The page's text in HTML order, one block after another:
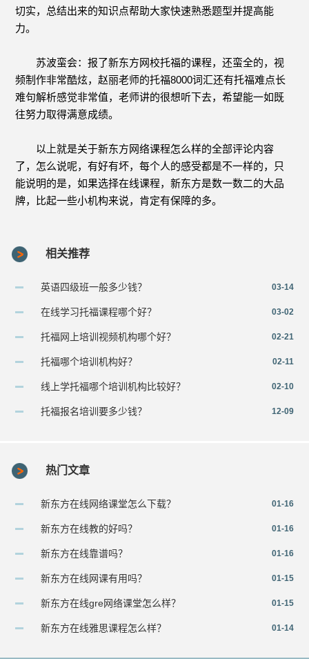
切实，总结出来的知识点帮助大家快速熟悉题型并提高能
力。
苏波蛮会：报了新东方网校托福的课程，还蛮全的，视
频制作非常酷炫，赵丽老师的托福8000词汇还有托福难点长
难句解析感觉非常值，老师讲的很想听下去，希望能一如既
往努力取得满意成绩。
以上就是关于新东方网络课程怎么样的全部评论内容
了，怎么说呢，有好有坏，每个人的感受都是不一样的，只
能说明的是，如果选择在线课程，新东方是数一数二的大品
牌，比起一些小机构来说，肯定有保障的多。
相关推荐
英语四级班一般多少钱？ 03-14
在线学习托福课程哪个好？ 03-02
托福网上培训视频机构哪个好？ 02-21
托福哪个培训机构好？ 02-11
线上学托福哪个培训机构比较好？ 02-10
托福报名培训要多少钱？ 12-09
热门文章
新东方在线网络课堂怎么下载？ 01-16
新东方在线教的好吗？ 01-16
新东方在线靠谱吗？ 01-16
新东方在线网课有用吗？ 01-15
新东方在线gre网络课堂怎么样？ 01-15
新东方在线雅思课程怎么样？ 01-14